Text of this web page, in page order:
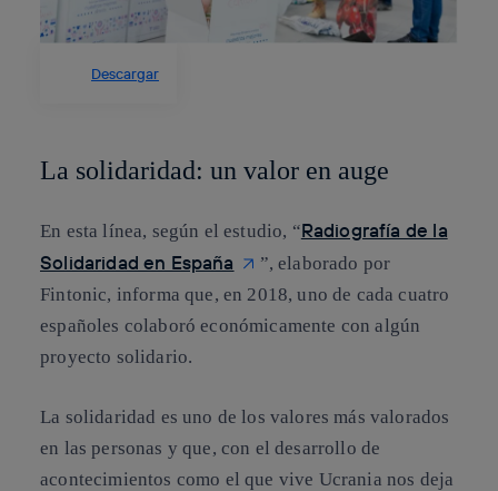
Descargar
La solidaridad: un valor en auge
En esta línea, según el estudio, “Radiografía de la
Solidaridad en España
”, elaborado por
Fintonic, informa que, en 2018, uno de cada cuatro
españoles colaboró económicamente con algún
proyecto solidario.
La solidaridad es uno de los valores más valorados
en las personas y que, con el desarrollo de
acontecimientos como el que vive Ucrania nos deja